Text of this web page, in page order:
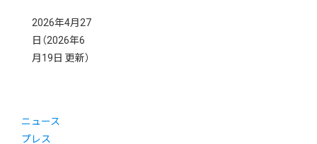
2026年4月27
日 （2026年6
月19日 更新）
ニュース
プレス